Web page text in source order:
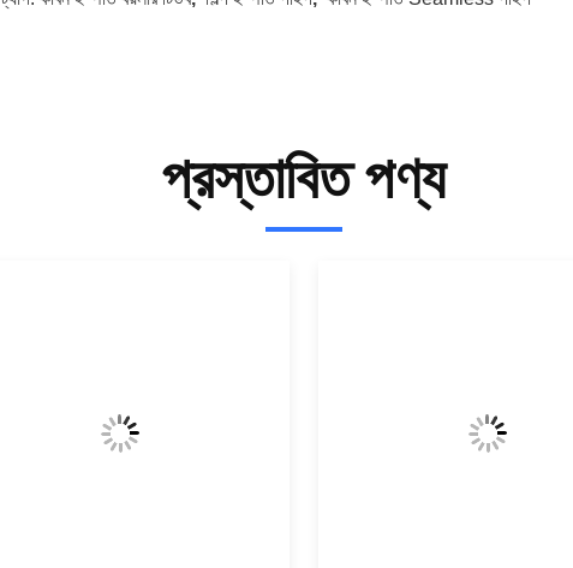
প্রস্তাবিত পণ্য